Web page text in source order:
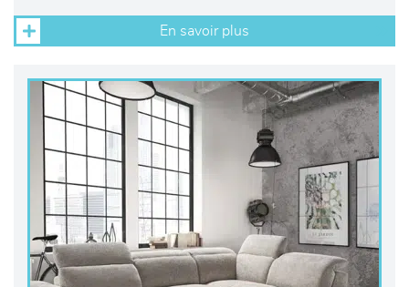
En savoir plus